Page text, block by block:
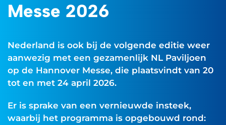
Messe 2026
Nederland is ook bij de volgende editie weer
aanwezig met een gezamenlijk NL Paviljoen
op de Hannover Messe, die plaatsvindt van 20
tot en met 24 april 2026.
Er is sprake van een vernieuwde insteek,
waarbij het programma is opgebouwd rond: